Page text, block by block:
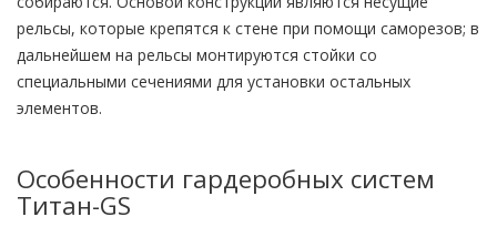
рельсы, которые крепятся к стене при помощи саморезов; в
дальнейшем на рельсы монтируются стойки со
специальными сечениями для установки остальных
элементов.
Особенности гардеробных систем
Титан-GS